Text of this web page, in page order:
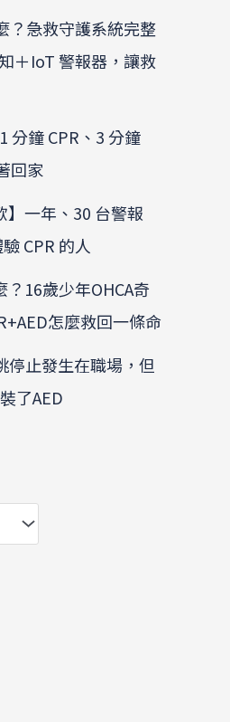
？急救守護系統完整
＋IoT 警報器，讓救
分鐘 CPR、3 分鐘
回家
】一年、30 台警報
CPR 的人
16歲少年OHCA奇
怎麼救回一條命
停止發生在職場，但
了AED